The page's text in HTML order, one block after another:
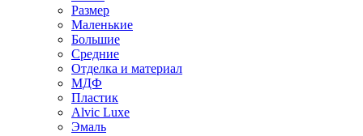
Размер
Маленькие
Большие
Средние
Отделка и материал
МДФ
Пластик
Alvic Luxe
Эмаль